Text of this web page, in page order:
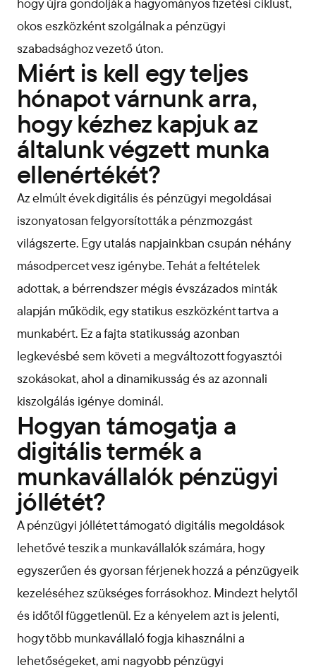
okos eszközként szolgálnak a pénzügyi
szabadsághoz vezető úton.
Miért is kell egy teljes
hónapot várnunk arra,
hogy kézhez kapjuk az
általunk végzett munka
ellenértékét?
Az elmúlt évek digitális és pénzügyi megoldásai
iszonyatosan felgyorsították a pénzmozgást
világszerte. Egy utalás napjainkban csupán néhány
másodpercet vesz igénybe. Tehát a feltételek
adottak, a bérrendszer mégis évszázados minták
alapján működik, egy statikus eszközként tartva a
munkabért. Ez a fajta statikusság azonban
legkevésbé sem követi a megváltozott fogyasztói
szokásokat, ahol a dinamikusság és az azonnali
kiszolgálás igénye dominál.
Hogyan támogatja a
digitális termék a
munkavállalók pénzügyi
jóllétét?
A pénzügyi jóllétet támogató digitális megoldások
lehetővé teszik a munkavállalók számára, hogy
egyszerűen és gyorsan férjenek hozzá a pénzügyeik
kezeléséhez szükséges forrásokhoz. Mindezt helytől
és időtől függetlenül. Ez a kényelem azt is jelenti,
hogy több munkavállaló fogja kihasználni a
lehetőségeket, ami nagyobb pénzügyi